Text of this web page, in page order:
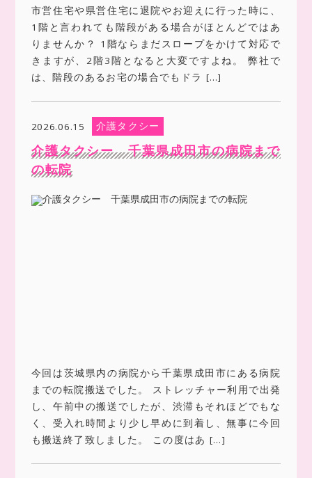
市営住宅や県営住宅に退院やお迎えに行った時に、
1階と言われても階段がある場合がほとんどではあ
りませんか？ 1階ならまだスロープをかけて対応で
きますが、2階3階となると大変ですよね。 弊社で
は、階段のあるお宅の場合でもドラ […]
2026.06.15 介護タクシー
介護タクシー 千葉県成田市の病院まで
の転院
今回は茨城県内の病院から千葉県成田市にある病院
までの転院搬送でした。 ストレッチャー利用で出発
し、午前中の搬送でしたが、渋滞もそれほどでもな
く、受入れ時間より少し早めに到着し、無事に今回
も搬送終了致しました。 この度はあ […]